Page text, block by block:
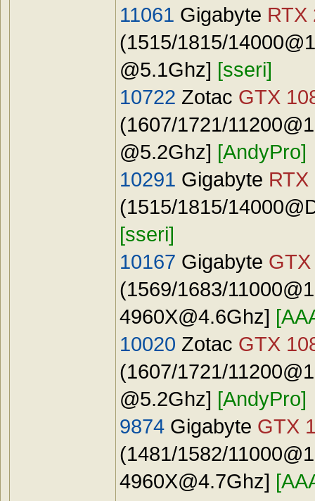
11061 Gigabyte RTX
(1515/1815/
@5.1Ghz] [sseri]
10722 Zotac GTX
(1607/1721/
@5.2Ghz] [AndyPro]
10291 Gigabyte RTX
(1515/1815/
[sseri]
10167 Gigabyte
(1569/1683/
4960X@4.6Ghz]
10020 Zotac GTX
(1607/1721/
@5.2Ghz] [AndyPro]
9874 Gigabyte GTX
(1481/1582/
4960X@4.7Ghz]